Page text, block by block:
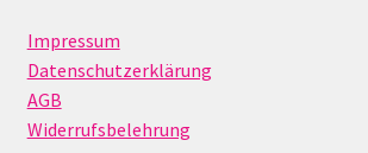
Impressum
Datenschutzerklärung
AGB
Widerrufsbelehrung